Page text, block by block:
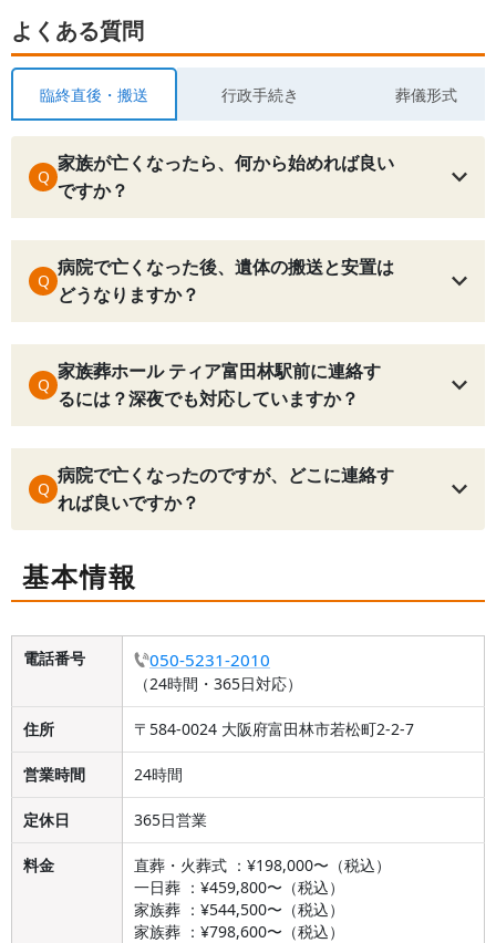
よくある質問
臨終直後・搬送 行政手続き 葬儀形式
Q
家族が亡くなったら、何から始めれば良い
ですか？
Q
病院で亡くなった後、遺体の搬送と安置は
どうなりますか？
Q
家族葬ホール ティア富田林駅前に連絡す
るには？深夜でも対応していますか？
Q
病院で亡くなったのですが、どこに連絡す
れば良いですか？
基本情報
電話番号 050-5231-2010
（24時間・365日対応）
住所 〒584-0024 大阪府富田林市若松町2-2-7
営業時間 24時間
定休日 365日営業
料金
直葬・火葬式 ：¥198,000〜（税込）
一日葬 ：¥459,800〜（税込）
家族葬 ：¥544,500〜（税込）
家族葬 ：¥798,600〜（税込）